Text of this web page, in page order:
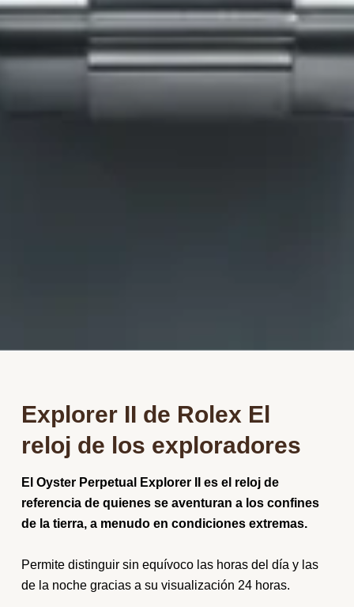
Explorer II de Rolex El
reloj de los exploradores
El Oyster Perpetual Explorer II es el reloj de
referencia de quienes se aventuran a los confines
de la tierra, a menudo en condiciones extremas.
Permite distinguir sin equívoco las horas del día y las
de la noche gracias a su visualización 24 horas.